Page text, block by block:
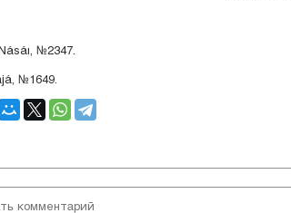
№2347.
№1649.